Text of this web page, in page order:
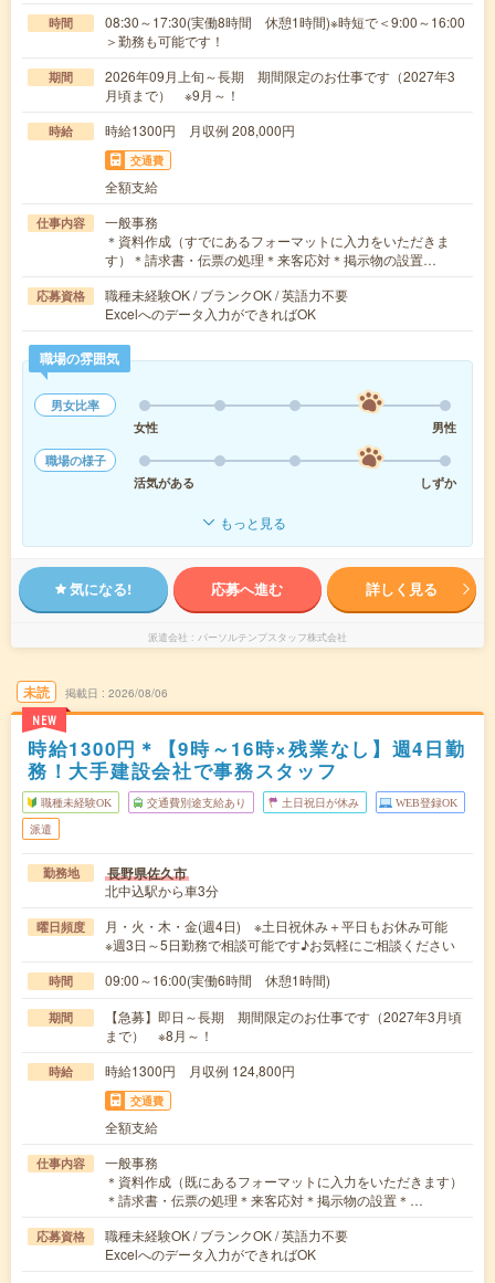
時間
08:30～17:30(実働8時間 休憩1時間)※時短で＜9:00～16:00
＞勤務も可能です！
期間
2026年09月上旬～長期 期間限定のお仕事です（2027年3
月頃まで） ※9月～！
時給 時給1300円 月収例 208,000円
交通費
全額支給
仕事内容
一般事務
＊資料作成（すでにあるフォーマットに入力をいただきま
す）＊請求書・伝票の処理＊来客応対＊掲示物の設置…
応募資格
職種未経験OK / ブランクOK / 英語力不要
Excelへのデータ入力ができればOK
職場の雰囲気
男女比率
女性
男性
職場の様子
活気がある
しずか
もっと見る
気になる! 応募へ進む 詳しく見る
派遣会社 パーソルテンプスタッフ株式会社
未読
NEW
掲載日 2026/08/06
時給1300円＊【9時～16時×残業なし】週4日勤
務！大手建設会社で事務スタッフ
職種未経験OK 交通費別途支給あり 土日祝日が休み WEB登録OK
派遣
勤務地 長野県佐久市
北中込駅から車3分
曜日頻度
月・火・木・金(週4日) ※土日祝休み＋平日もお休み可能
※週3日～5日勤務で相談可能です♪お気軽にご相談ください
時間 09:00～16:00(実働6時間 休憩1時間)
期間
【急募】即日～長期 期間限定のお仕事です（2027年3月頃
まで） ※8月～！
時給 時給1300円 月収例 124,800円
交通費
全額支給
仕事内容
一般事務
＊資料作成（既にあるフォーマットに入力をいただきます）
＊請求書・伝票の処理＊来客応対＊掲示物の設置＊…
応募資格
職種未経験OK / ブランクOK / 英語力不要
Excelへのデータ入力ができればOK